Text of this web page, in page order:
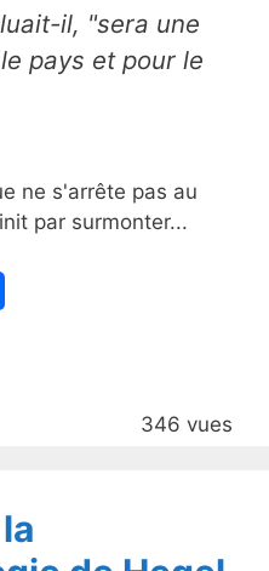
il, "sera une
pays et pour le
ne s'arrête pas au
par surmonter...
346 vues